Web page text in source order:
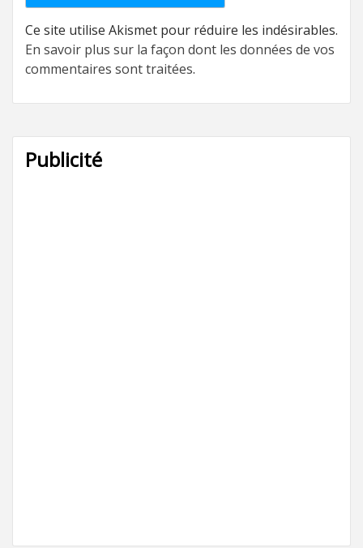
Ce site utilise Akismet pour réduire les indésirables.
En savoir plus sur la façon dont les données de vos
commentaires sont traitées.
Publicité